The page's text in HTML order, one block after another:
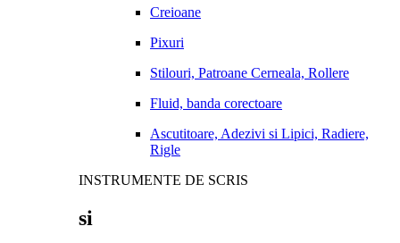
Creioane
Pixuri
Stilouri, Patroane Cerneala, Rollere
Fluid, banda corectoare
Ascutitoare, Adezivi si Lipici, Radiere,
Rigle
INSTRUMENTE DE SCRIS
si